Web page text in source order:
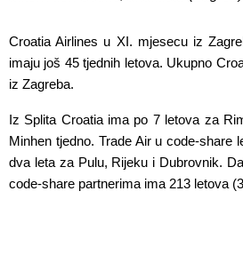
Croatia Airlines u XI. mjesecu iz
imaju još 45 tjednih letova. Ukupno
iz Zagreba.
Iz Splita Croatia ima po 7 letova za
Minhen tjedno. Trade Air u code-
dva leta za Pulu, Rijeku i Dubrovnik.
code-share partnerima ima 213 letova